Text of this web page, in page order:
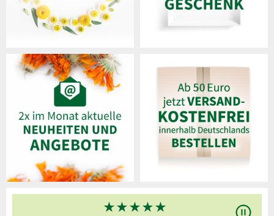
★★★★★